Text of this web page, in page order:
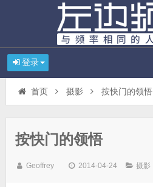
登录
首页 摄影 按快门的领悟
按快门的领悟
Geoffrey 2014-04-24 摄影